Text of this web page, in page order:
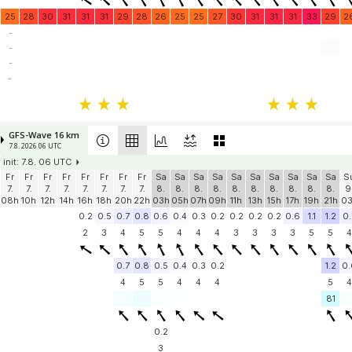
25 28 30 31 31 31 29 28 26 25 25 27 30 31 31 31 33 29
-
-
-
-
GFS-Wave 16 km
7.8. 2026 06 UTC
init: 7.8. 06 UTC
Fr
7.
08h
Fr
7.
10h
Fr
7.
12h
Fr
7.
14h
Fr
7.
16h
Fr
7.
18h
Fr
7.
20h
Fr
7.
22h
Sa
8.
03h
Sa
8.
05h
Sa
8.
07h
Sa
8.
09h
Sa
8.
11h
Sa
8.
13h
Sa
8.
15h
Sa
8.
17h
Sa
8.
19h
Sa
8.
21h
0.2 0.5 0.7 0.8 0.6 0.4 0.3 0.2 0.2 0.2 0.2 0.6 1.1 1.2
2
3 4 5 5 4 4 4 3 3 3 3 5 5 4
0.7 0.8 0.5 0.4 0.3 0.2 1.2
4
5 5 4 4 4 5
4
81
0.2
3